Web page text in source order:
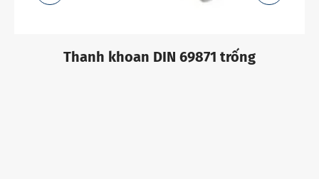
Thanh khoan DIN 69871 trống